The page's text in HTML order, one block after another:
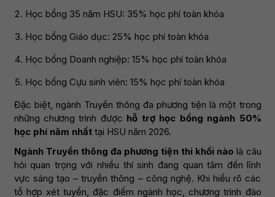
Học bổng 35 năm HSU: 35% học phí toàn khóa
Học bổng Giáo dục: 25% học phí toàn khóa
Học bổng Doanh nghiệp: 15% học phí toàn khóa
Học bổng Cựu sinh viên: 15% học phí toàn khóa
Đặc biệt, ngành Truyền thông đa phương tiện là một trong
những chương trình được hỗ trợ học bổng ngành 50%
học phí năm nhấttại HSU năm 2026.
Ngành Truyền thông đa phương tiện thi khối nào là câu
hỏi quan trọng với nhiều thí sinh đang quan tâm đến lĩnh
vực sáng tạo – truyền thông – công nghệ. Khi hiểu rõ các
tổ hợp xét tuyển, đặc điểm ngành học, chương trình đào